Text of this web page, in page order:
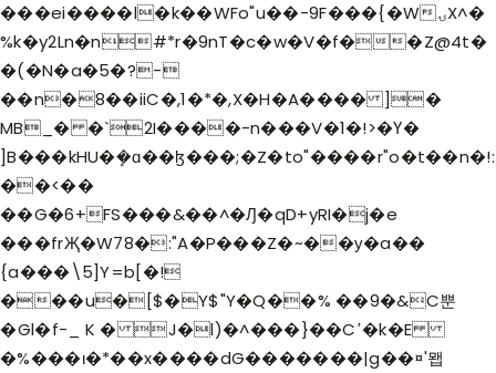
���ei����l�k��WFo"u��-9F���{�WۍX^�
%k�y2Ln�n#*r�9nT�c�w�V�f��Z@4t�
�(�N�a�5�?-
��n�8��iiC�,1�*�,X�H�A���� ]�
MB_� �`2I����-n���V�1�!>�Ү�
]B���kHU�ܾ�ɑ��ɮ���;�Z�to"����r"o�t��n�!:
��<��
��G�6+FS���&��^�Ԓ�qD+yRI�j�e
���frҖ�W78�:"A�P���Z�~��у�a��
{a���\5]Y=b[�!
���u�[$�Y$"Y�Q��% ��9�&C뿐
�Gl�f-_ K � J�l)�^���}��Cߴ�k�E
�%���ι�*��x����dG�������|g��¤'뫱